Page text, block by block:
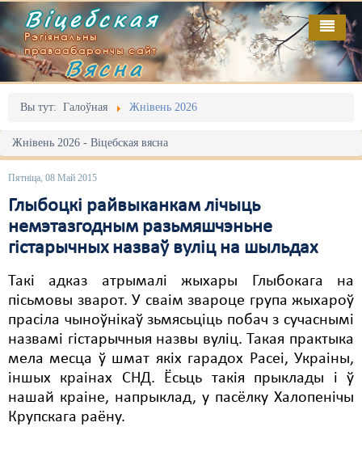
Віцебская
Рэгіянальны
праваабарончы сайт
Вясна
Вы тут: Галоўная Жнівень 2026
Жнівень 2026 - Віцебская вясна
Пятніца, 08 Май 2015
Глыбоцкі райвыканкам лічыць
немэтазгодным разьмяшчэньне
гістарычных назваў вуліц на шыльдах
Такі адказ атрымалі жыхары Глыбокага на
пісьмовы зварот. У сваім звароце група жыхароў
прасіла чыноўнікаў зьмясьціць побач з сучаснымі
назвамі гістарычныя назвы вуліц. Такая практыка
мела месца ў шмат якіх гарадох Расеі, Украіны,
іншых краінах СНД. Ёсьць такія прыклады і ў
нашай краіне, напрыклад, у пасёлку Халопенічы
Крупскага раёну.
Галоўная
Адміністрацыйны перасьлед
Акцыі
Выбары
Грамадзянскія ініцыятывы
Дыскрымінацыя
Затрыманьні
Карная псыхіятрыя
КПЧ ААН
Культурныя правы
Выданьні
Відэа
Пра нас
RSS